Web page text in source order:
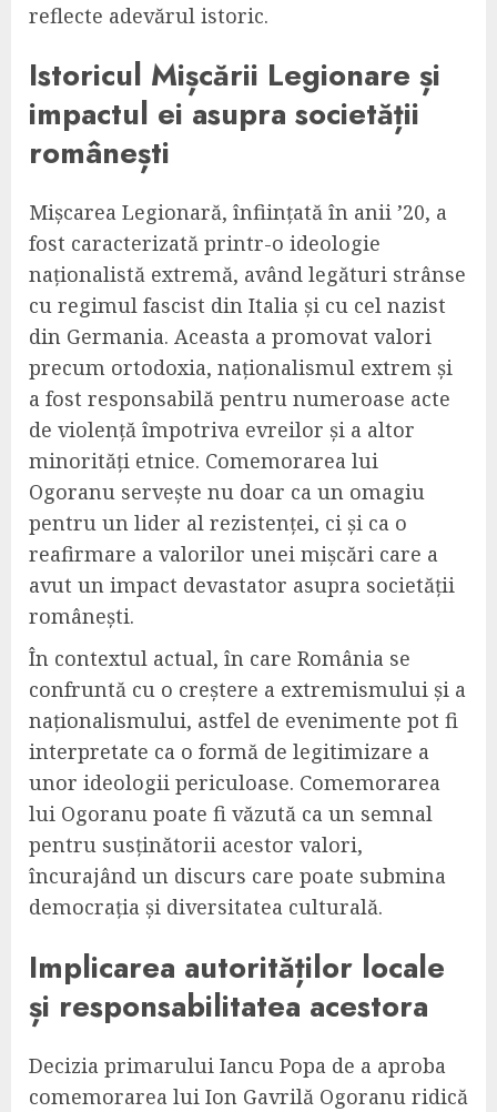
reflecte adevărul istoric.
Istoricul Mișcării Legionare și
impactul ei asupra societății
românești
Mișcarea Legionară, înființată în anii ’20, a
fost caracterizată printr-o ideologie
naționalistă extremă, având legături strânse
cu regimul fascist din Italia și cu cel nazist
din Germania. Aceasta a promovat valori
precum ortodoxia, naționalismul extrem și
a fost responsabilă pentru numeroase acte
de violență împotriva evreilor și a altor
minorități etnice. Comemorarea lui
Ogoranu servește nu doar ca un omagiu
pentru un lider al rezistenței, ci și ca o
reafirmare a valorilor unei mișcări care a
avut un impact devastator asupra societății
românești.
În contextul actual, în care România se
confruntă cu o creștere a extremismului și a
naționalismului, astfel de evenimente pot fi
interpretate ca o formă de legitimizare a
unor ideologii periculoase. Comemorarea
lui Ogoranu poate fi văzută ca un semnal
pentru susținătorii acestor valori,
încurajând un discurs care poate submina
democrația și diversitatea culturală.
Implicarea autorităților locale
și responsabilitatea acestora
Decizia primarului Iancu Popa de a aproba
comemorarea lui Ion Gavrilă Ogoranu ridică